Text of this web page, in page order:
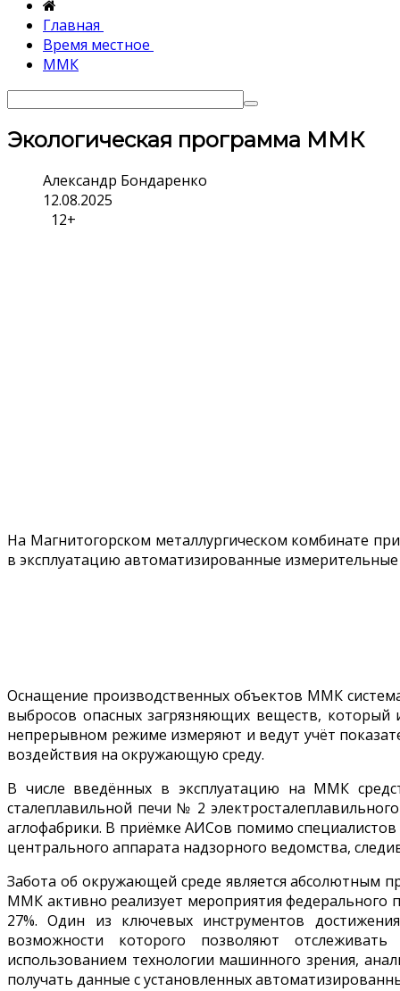
Главная
Время местное
ММК
Экологическая программа ММК
Александр Бондаренко
12.08.2025
12+
На Магнитогорском металлургическом комбинате
в эксплуатацию автоматизированные
Оснащение производственных объектов ММК
выбросов опасных загрязняющих веществ,
непрерывном режиме измеряют и ведут учёт
воздействия на окружающую среду.
В числе введённых в эксплуатацию на ММК
сталеплавильной печи № 2
аглофабрики. В приёмке АИСов помимо
центрального аппарата надзорного ведомства,
Забота об окружающей среде является
ММК активно реализует мероприятия федерального
27%. Один из ключевых инструментов
возможности которого позволяют
использованием технологии машинного зрения,
получать данные с установленных